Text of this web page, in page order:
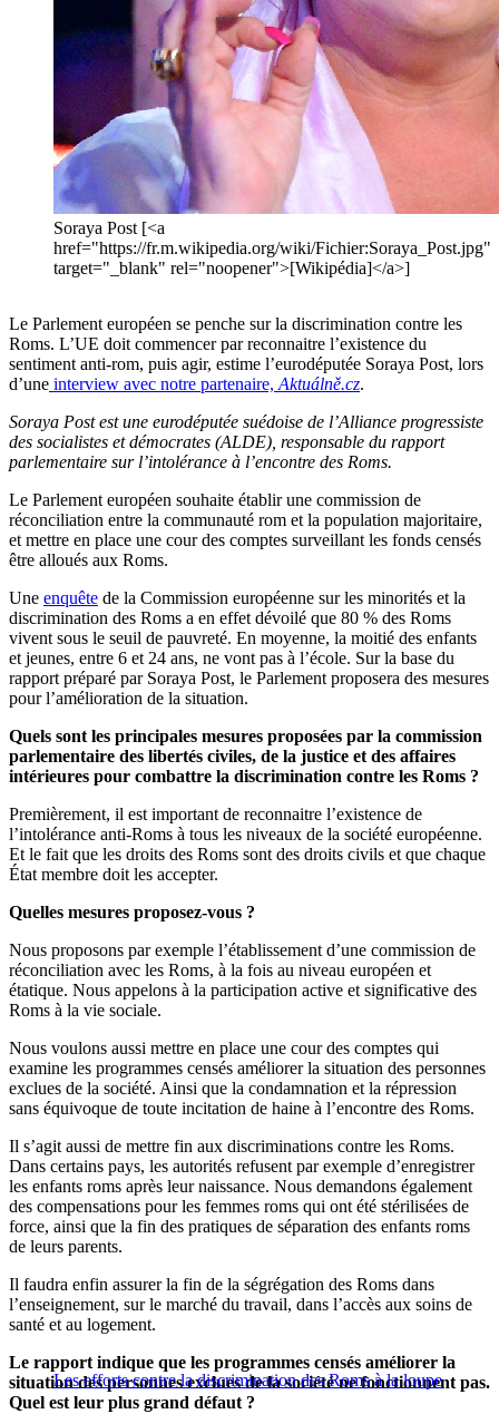
Soraya Post [<a
href="https://fr.m.wikipedia.org/wiki/Fichier:Soraya_Post.jpg"
target="_blank" rel="noopener">[Wikipédia]</a>]
Le Parlement européen se penche sur la discrimination contre les
Roms. L’UE doit commencer par reconnaitre l’existence du
sentiment anti-rom, puis agir, estime l’eurodéputée Soraya Post, lors
d’une interview avec notre partenaire, Aktuálně.cz.
Soraya Post est une eurodéputée suédoise de l’Alliance progressiste
des socialistes et démocrates (ALDE), responsable du rapport
parlementaire sur l’intolérance à l’encontre des Roms.
Le Parlement européen souhaite établir une commission de
réconciliation entre la communauté rom et la population majoritaire,
et mettre en place une cour des comptes surveillant les fonds censés
être alloués aux Roms.
Une enquête de la Commission européenne sur les minorités et la
discrimination des Roms a en effet dévoilé que 80 % des Roms
vivent sous le seuil de pauvreté. En moyenne, la moitié des enfants
et jeunes, entre 6 et 24 ans, ne vont pas à l’école. Sur la base du
rapport préparé par Soraya Post, le Parlement proposera des mesures
pour l’amélioration de la situation.
Quels sont les principales mesures proposées par la commission
parlementaire des libertés civiles, de la justice et des affaires
intérieures pour combattre la discrimination contre les Roms ?
Premièrement, il est important de reconnaitre l’existence de
l’intolérance anti-Roms à tous les niveaux de la société européenne.
Et le fait que les droits des Roms sont des droits civils et que chaque
État membre doit les accepter.
Quelles mesures proposez-vous ?
Nous proposons par exemple l’établissement d’une commission de
réconciliation avec les Roms, à la fois au niveau européen et
étatique. Nous appelons à la participation active et significative des
Roms à la vie sociale.
Nous voulons aussi mettre en place une cour des comptes qui
examine les programmes censés améliorer la situation des personnes
exclues de la société. Ainsi que la condamnation et la répression
sans équivoque de toute incitation de haine à l’encontre des Roms.
Il s’agit aussi de mettre fin aux discriminations contre les Roms.
Dans certains pays, les autorités refusent par exemple d’enregistrer
les enfants roms après leur naissance. Nous demandons également
des compensations pour les femmes roms qui ont été stérilisées de
force, ainsi que la fin des pratiques de séparation des enfants roms
de leurs parents.
Il faudra enfin assurer la fin de la ségrégation des Roms dans
l’enseignement, sur le marché du travail, dans l’accès aux soins de
santé et au logement.
Les efforts contre la discrimination des Roms à la loupe
Le rapport indique que les programmes censés améliorer la
situation des personnes exclues de la société ne fonctionnent pas.
Quel est leur plus grand défaut ?